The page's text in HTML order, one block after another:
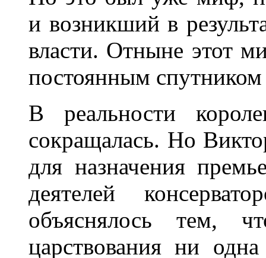
и возникший в
власти. Отныне этот
постоянным
В реальности
сокращалась. Но
для назначения
деятелей
объяснялось тем,
царствования ни